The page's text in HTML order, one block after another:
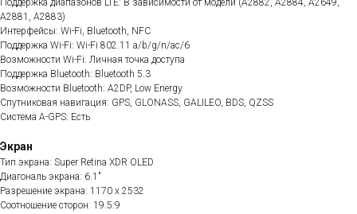
Поддержка диапазонов LTE: В зависимости от модели (A2882, A2884, A2649,
A2881, A2883)
Интерфейсы: Wi-Fi, Bluetooth, NFC
Поддержка Wi-Fi: Wi-Fi 802.11 a/b/g/n/ac/6
Возможности Wi-Fi: Личная точка доступа
Поддержка Bluetooth: Bluetooth 5.3
Возможности Bluetooth: A2DP, Low Energy
Спутниковая навигация: GPS, GLONASS, GALILEO, BDS, QZSS
Система A-GPS: Есть
Экран
Тип экрана: Super Retina XDR OLED
Диагональ экрана: 6.1"
Разрешение экрана: 1170 x 2532
Соотношение сторон: 19.5:9